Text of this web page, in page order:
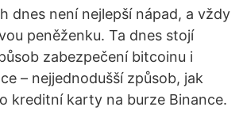
dnes není nejlepší nápad, a vždy
peněženku. Ta dnes stojí
zabezpečení bitcoinu i
– nejjednodušší způsob, jak
kreditní karty na burze Binance.